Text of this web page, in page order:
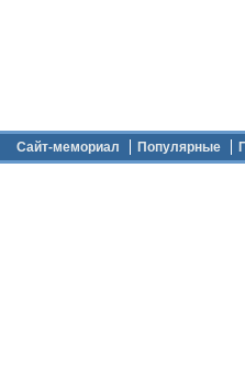
Сайт-мемориал Популярные